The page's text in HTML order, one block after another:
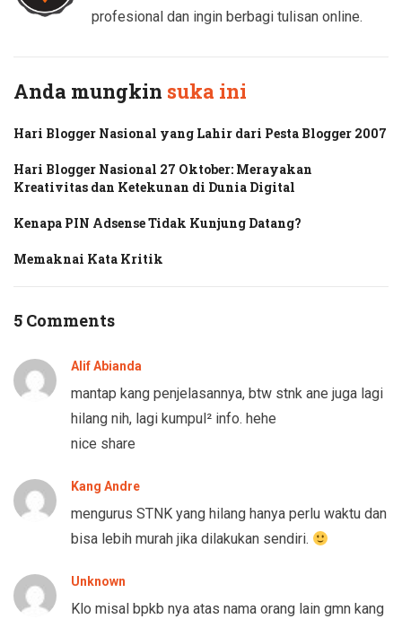
profesional dan ingin berbagi tulisan online.
Anda mungkin suka ini
Hari Blogger Nasional yang Lahir dari Pesta Blogger 2007
Hari Blogger Nasional 27 Oktober: Merayakan
Kreativitas dan Ketekunan di Dunia Digital
Kenapa PIN Adsense Tidak Kunjung Datang?
Memaknai Kata Kritik
5 Comments
Alif Abianda
mantap kang penjelasannya, btw stnk ane juga lagi
hilang nih, lagi kumpul² info. hehe
nice share
Kang Andre
mengurus STNK yang hilang hanya perlu waktu dan
bisa lebih murah jika dilakukan sendiri.
Unknown
Klo misal bpkb nya atas nama orang lain gmn kang